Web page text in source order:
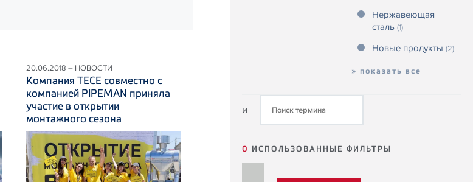
Нержавеющая
сталь (1)
Новые продукты (2)
» показать все
и
0 ИСПОЛЬЗОВАННЫЕ ФИЛЬТРЫ
20.06.2018 – НОВОСТИ
Компания ТЕСЕ совместно с
компанией PIPEMAN приняла
участие в открытии
монтажного сезона